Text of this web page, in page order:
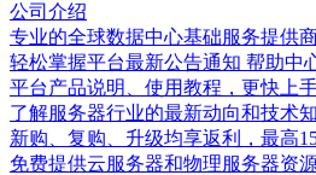
公司介绍
专业的全球数据中心基础服务提供
轻松掌握平台最新公告通知 帮助中
平台产品说明、使用教程，更快上
了解服务器行业的最新动向和技术
新购、复购、升级均享返利，最高
免费提供云服务器和物理服务器资